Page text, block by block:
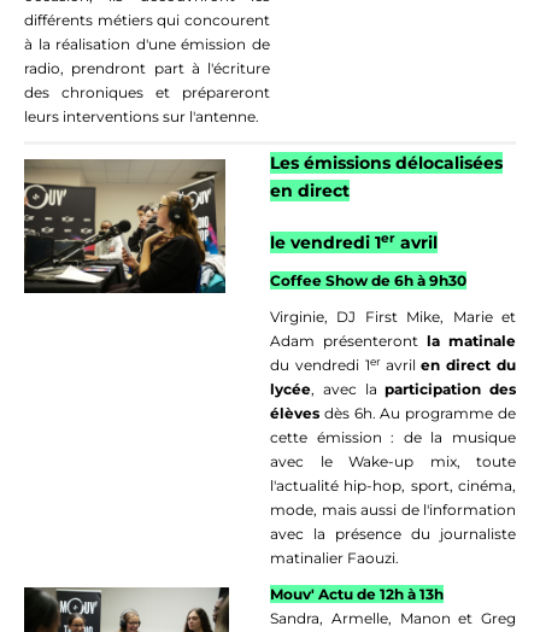
différents métiers qui concourent
à la réalisation d'une émission de
radio, prendront part à l'écriture
des chroniques et prépareront
leurs interventions sur l'antenne.
Les émissions délocalisées
en direct
le vendredi 1er avril
Coffee Show de 6h à 9h30
Virginie, DJ First Mike, Marie et
Adam présenteront la matinale
du vendredi 1er avrilen direct du
lycée, avec laparticipation des
élèves dès 6h. Au programme de
cette émission : de la musique
avec le Wake-up mix, toute
l'actualité hip-hop, sport, cinéma,
mode, mais aussi de l'information
avec la présence du journaliste
matinalier Faouzi.
Mouv' Actu de 12h à 13h
Sandra, Armelle, Manon et Greg